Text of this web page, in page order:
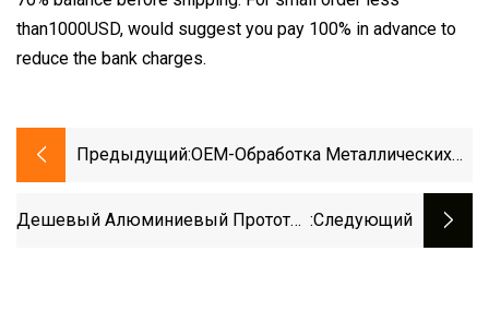
than1000USD, would suggest you pay 100% in advance to
reduce the bank charges.
Предыдущий:OEM-Обработка Металлических
Нержавеющей Стали/медного
Дешевый Алюминиевый Прототип :следующий